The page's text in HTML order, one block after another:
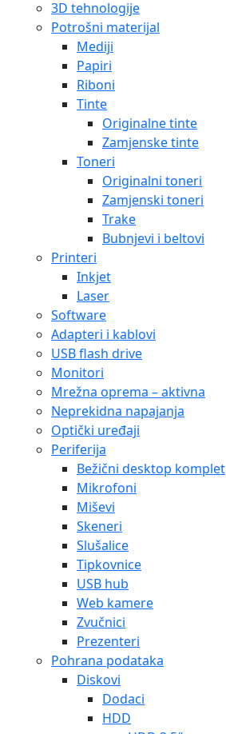
3D tehnologije
Potrošni materijal
Mediji
Papiri
Riboni
Tinte
Originalne tinte
Zamjenske tinte
Toneri
Originalni toneri
Zamjenski toneri
Trake
Bubnjevi i beltovi
Printeri
Inkjet
Laser
Software
Adapteri i kablovi
USB flash drive
Monitori
Mrežna oprema – aktivna
Neprekidna napajanja
Optički uređaji
Periferija
Bežični desktop komplet
Mikrofoni
Miševi
Skeneri
Slušalice
Tipkovnice
USB hub
Web kamere
Zvučnici
Prezenteri
Pohrana podataka
Diskovi
Dodaci
HDD